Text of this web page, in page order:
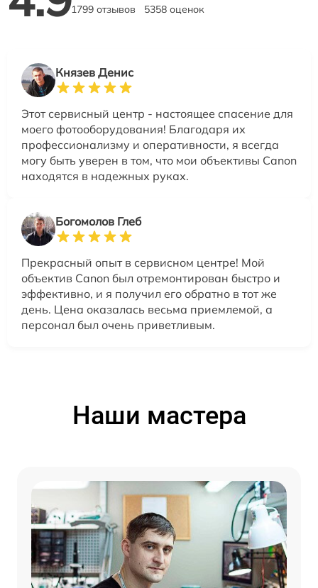
1799 отзывов 5358 оценок
Князев Денис
Этот сервисный центр - настоящее спасение для
моего фотооборудования! Благодаря их
профессионализму и оперативности, я всегда
могу быть уверен в том, что мои объективы Canon
находятся в надежных руках.
Богомолов Глеб
Прекрасный опыт в сервисном центре! Мой
объектив Canon был отремонтирован быстро и
эффективно, и я получил его обратно в тот же
день. Цена оказалась весьма приемлемой, а
персонал был очень приветливым.
Наши мастера